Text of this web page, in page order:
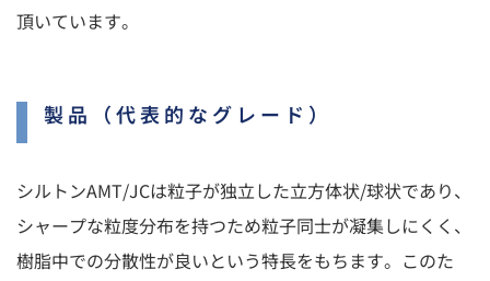
頂いています。
製品（代表的なグレード）
シルトンAMT/JCは粒子が独立した立方体状/球状であり、
シャープな粒度分布を持つため粒子同士が凝集しにくく、
樹脂中での分散性が良いという特長をもちます。このた